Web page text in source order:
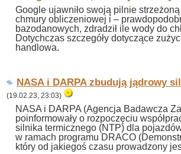
Google ujawniło swoją pilnie
chmury obliczeniowej i –
bazodanowych, zdradził ile wody do
Dotychczas szczegóły dotyczące
handlowa.
NASA i DARPA zbudują jądrowy
(19.02.23, 23:03)
NASA i DARPA (Agencja Badawcza
poinformowały o rozpoczęciu
silnika termicznego (NTP) dla
w ramach programu DRACO
który od jakiegoś czasu prowadzony